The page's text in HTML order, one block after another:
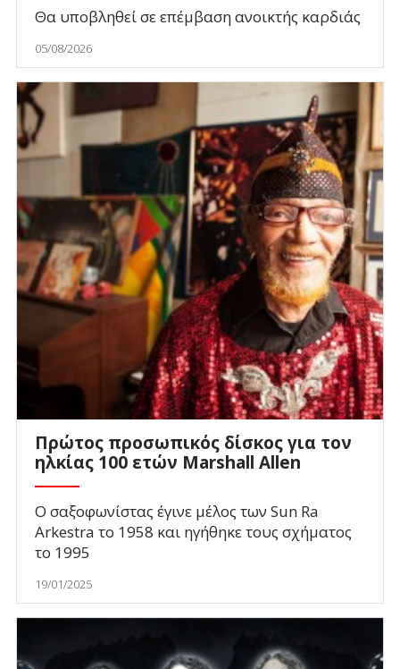
Θα υποβληθεί σε επέμβαση ανοικτής καρδιάς
05/08/2026
Πρώτος προσωπικός δίσκος για τον
ηλκίας 100 ετών Marshall Allen
O σαξoφωνίστας έγινε μέλος των Sun Ra
Arkestra το 1958 και ηγήθηκε τους σχήματος
το 1995
19/01/2025